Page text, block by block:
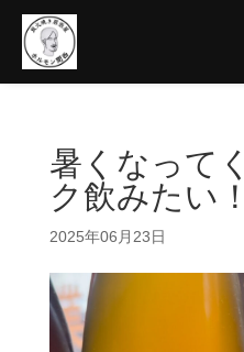
暑くなって
ク飲みたい
2025年06月23日